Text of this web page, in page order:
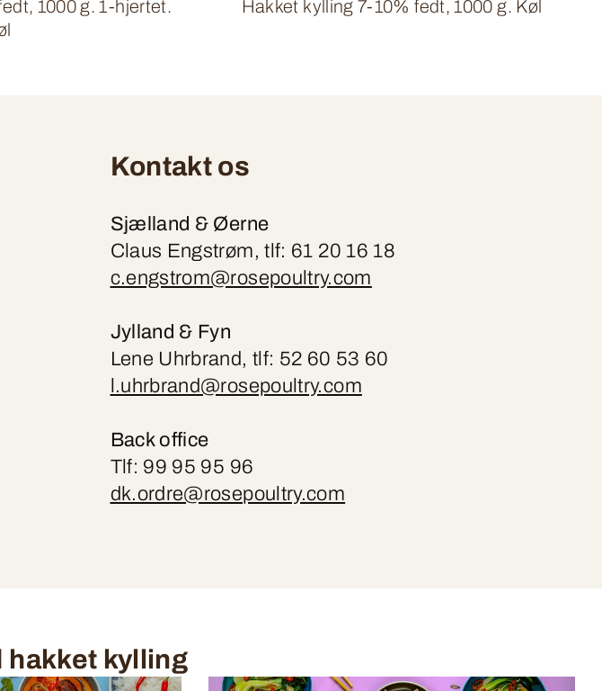
1000 g. 1-hjertet.
Hakket kylling 7-10% fedt, 1000 g. Køl
Kontakt os
Sjælland & Øerne
Claus Engstrøm, tlf: 61 20 16 18
c.engstrom@rosepoultry.com
Jylland & Fyn
Lene Uhrbrand, tlf: 52 60 53 60
l.uhrbrand@rosepoultry.com
Back office
Tlf: 99 95 95 96
dk.ordre@rosepoultry.com
hakket kylling